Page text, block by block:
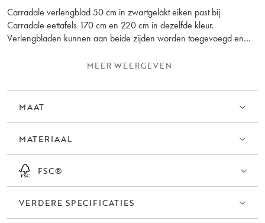
Carradale verlengblad 50 cm in zwartgelakt eiken past bij
Carradale eettafels 170 cm en 220 cm in dezelfde kleur.
Verlengbladen kunnen aan beide zijden worden toegevoegd en
verlengd tot 220 cm met één verlengblad of tot 270 cm met twee
270 cm met één verlengblad of tot 320 cm met twee verlengbladen.
Let op dat de houtnerf verschilt tussen de verlengbladen en de tafel.
MEER WEERGEVEN
MAAT
MATERIAAL
FSC®
VERDERE SPECIFICATIES